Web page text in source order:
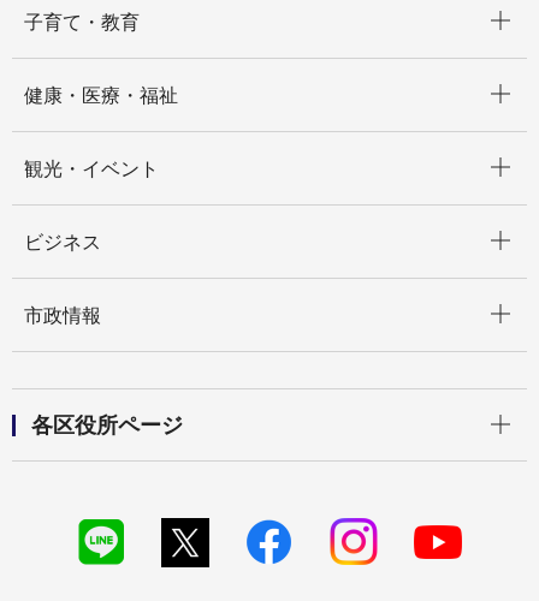
子育て・教育
健康・医療・福祉
観光・イベント
ビジネス
市政情報
各区役所ページ